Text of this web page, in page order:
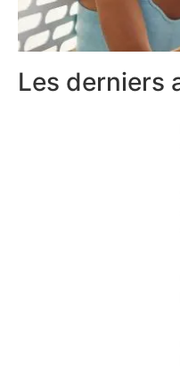
Les derniers